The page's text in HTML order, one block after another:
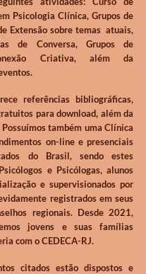
Psicologia Clínica, Grupos de
Extensão sobre temas atuais,
de Conversa, Grupos de
Criativa, além da
referências bibliográficas,
para download, além da
também uma Clínica
on-line e presenciais
do Brasil, sendo estes
e Psicólogas, alunos
e supervisionados por
registrados em seus
regionais. Desde 2021,
jovens e suas famílias
com o CEDECA-RJ.
citados estão dispostos e